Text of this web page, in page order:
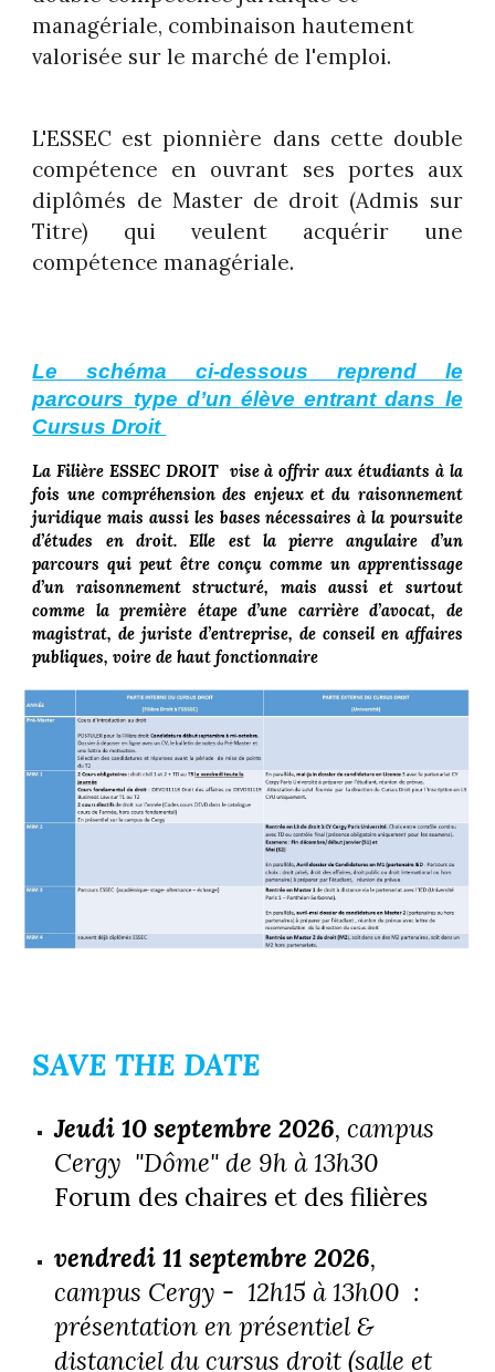
managériale, combinaison hautement
valorisée sur le marché de l'emploi.
L'ESSEC est pionnière dans cette double
compétence en ouvrant ses portes aux
diplômés de Master de droit (Admis sur
Titre) qui veulent acquérir une
compétence managériale.
Le schéma ci-dessous reprend le
parcours type d’un élève entrant dans le
Cursus Droit
La Filière ESSEC DROIT vise à offrir aux étudiants à la
fois une compréhension des enjeux et du raisonnement
juridique mais aussi les bases nécessaires à la poursuite
d’études en droit. Elle est la pierre angulaire d’un
parcours qui peut être conçu comme un apprentissage
d’un raisonnement structuré, mais aussi et surtout
comme la première étape d’une carrière d’avocat, de
magistrat, de juriste d’entreprise, de conseil en affaires
publiques, voire de haut fonctionnaire
SAVE THE DATE
Jeudi 10 septembre 2026, campus
Cergy "Dôme"de 9h à 13h30
Forum des chaires et des filières
vendredi 11 septembre 2026,
campus Cergy - 12h15 à 13h00 :
présentation en présentiel &
distanciel du cursus droit (salle et